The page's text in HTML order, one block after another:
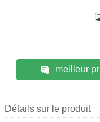
meilleur
Détails sur le produit